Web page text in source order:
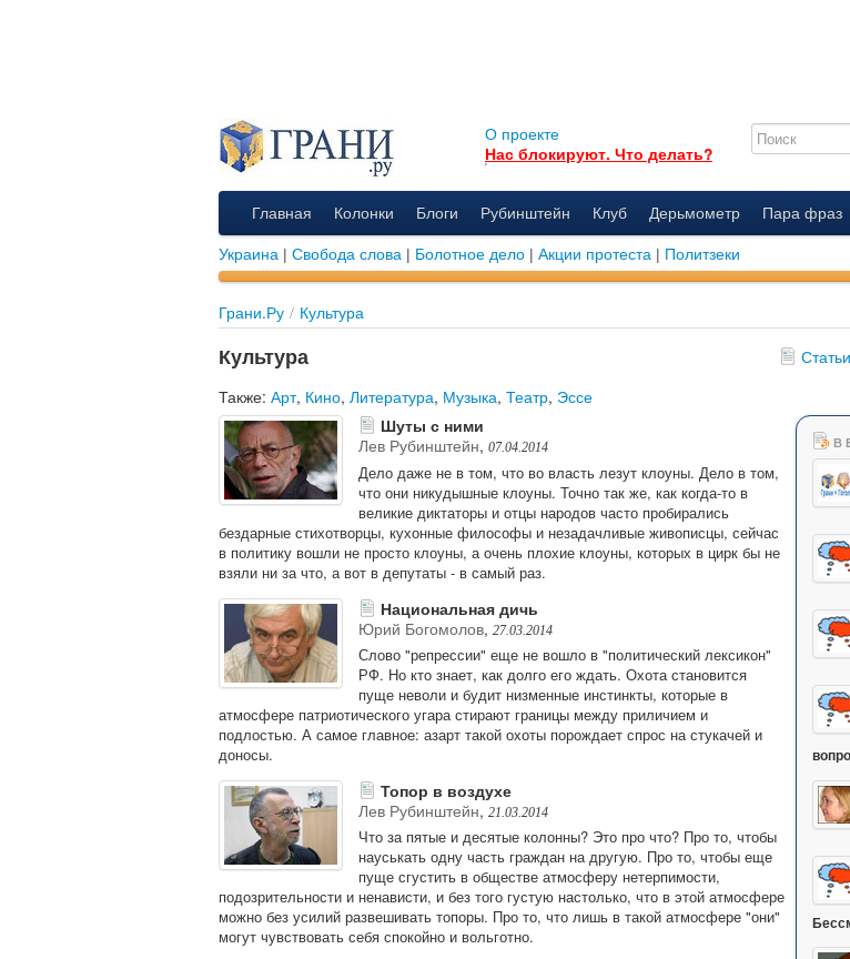
О проекте
Нас блокируют. Что делать?
Главная Колонки Блоги Рубинштейн Клуб Дерьмометр Пара фраз
Украина | Свобода слова | Болотное дело | Акции протеста | Политзеки
Грани.Ру / Культура
Статьи
Культура
Также: Арт, Кино, Литература, Музыка, Театр, Эссе
В
Шуты с ними
Лев Рубинштейн, 07.04.2014
Дело даже не в том, что во власть лезут клоуны. Дело в том,
что они никудышные клоуны. Точно так же, как когда-то в
великие диктаторы и отцы народов часто пробирались
бездарные стихотворцы, кухонные философы и незадачливые живописцы, сейчас
в политику вошли не просто клоуны, а очень плохие клоуны, которых в цирк бы не
взяли ни за что, а вот в депутаты - в самый раз.
Национальная дичь
Юрий Богомолов, 27.03.2014
Слово "репрессии" еще не вошло в "политический лексикон"
РФ. Но кто знает, как долго его ждать. Охота становится
пуще неволи и будит низменные инстинкты, которые в
атмосфере патриотического угара стирают границы между приличием и
подлостью. А самое главное: азарт такой охоты порождает спрос на стукачей и
доносы.
Топор в воздухе
Лев Рубинштейн, 21.03.2014
Что за пятые и десятые колонны? Это про что? Про то, чтобы
науськать одну часть граждан на другую. Про то, чтобы еще
пуще сгустить в обществе атмосферу нетерпимости,
подозрительности и ненависти, и без того густую настолько, что в этой атмосфере
можно без усилий развешивать топоры. Про то, что лишь в такой атмосфере "они"
могут чувствовать себя спокойно и вольготно.